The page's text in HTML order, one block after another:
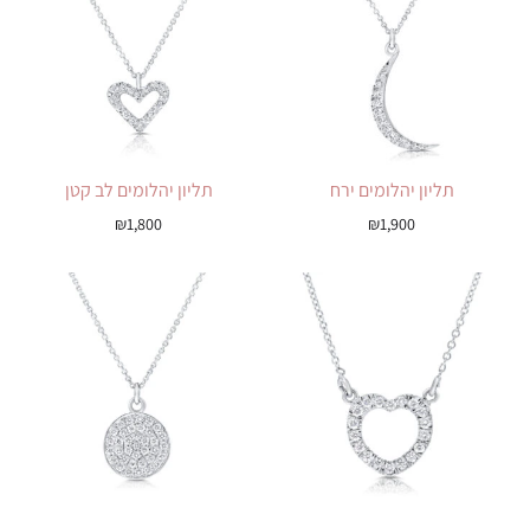
תליון יהלומים ירח
₪1,900
תליון יהלומים לב קטן
₪1,800